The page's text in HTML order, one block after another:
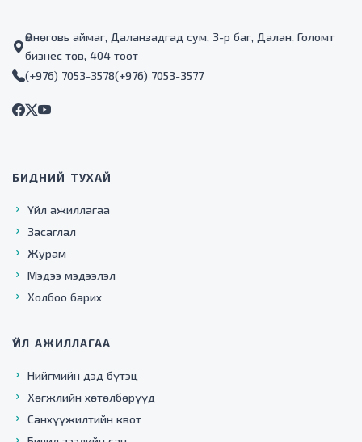
Өмнөговь аймаг, Даланзадгад сум, 3-р баг, Далан, Голомт
бизнес төв, 404 тоот
(+976) 7053-3578(+976) 7053-3577
БИДНИЙ ТУХАЙ
Үйл ажиллагаа
Засаглал
Журам
Мэдээ мэдээлэл
Холбоо барих
ҮЙЛ АЖИЛЛАГАА
Нийгмийн дэд бүтэц
Хөгжлийн хөтөлбөрүүд
Санхүүжилтийн квот